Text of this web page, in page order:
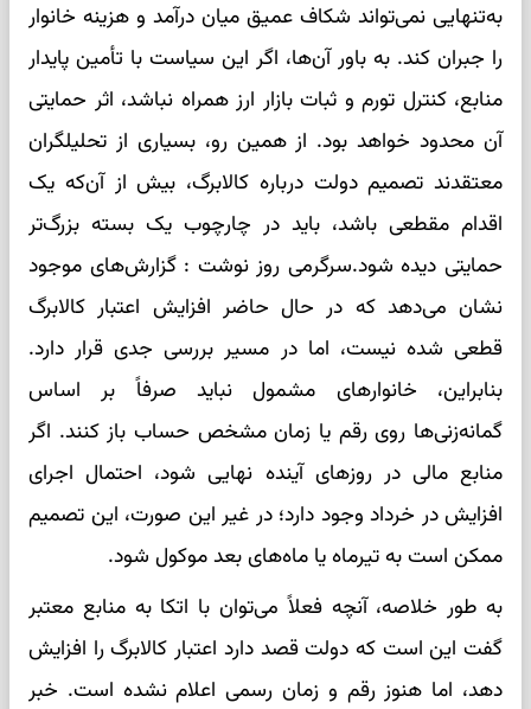
به‌تنهایی نمی‌تواند شکاف عمیق میان درآمد و هزینه خانوار
را جبران کند. به باور آن‌ها، اگر این سیاست با تأمین پایدار
منابع، کنترل تورم و ثبات بازار ارز همراه نباشد، اثر حمایتی
آن محدود خواهد بود. از همین رو، بسیاری از تحلیلگران
معتقدند تصمیم دولت درباره کالابرگ، بیش از آن‌که یک
اقدام مقطعی باشد، باید در چارچوب یک بسته بزرگ‌تر
حمایتی دیده شود.سرگرمی روز نوشت : گزارش‌های موجود
نشان می‌دهد که در حال حاضر افزایش اعتبار کالابرگ
قطعی شده نیست، اما در مسیر بررسی جدی قرار دارد.
بنابراین، خانوارهای مشمول نباید صرفاً بر اساس
گمانه‌زنی‌ها روی رقم یا زمان مشخص حساب باز کنند. اگر
منابع مالی در روزهای آینده نهایی شود، احتمال اجرای
افزایش در خرداد وجود دارد؛ در غیر این صورت، این تصمیم
ممکن است به تیرماه یا ماه‌های بعد موکول شود.
به طور خلاصه، آنچه فعلاً می‌توان با اتکا به منابع معتبر
گفت این است که دولت قصد دارد اعتبار کالابرگ را افزایش
دهد، اما هنوز رقم و زمان رسمی اعلام نشده است. خبر